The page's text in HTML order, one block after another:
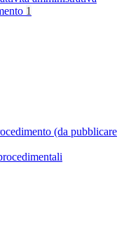
1
(da pubblicare